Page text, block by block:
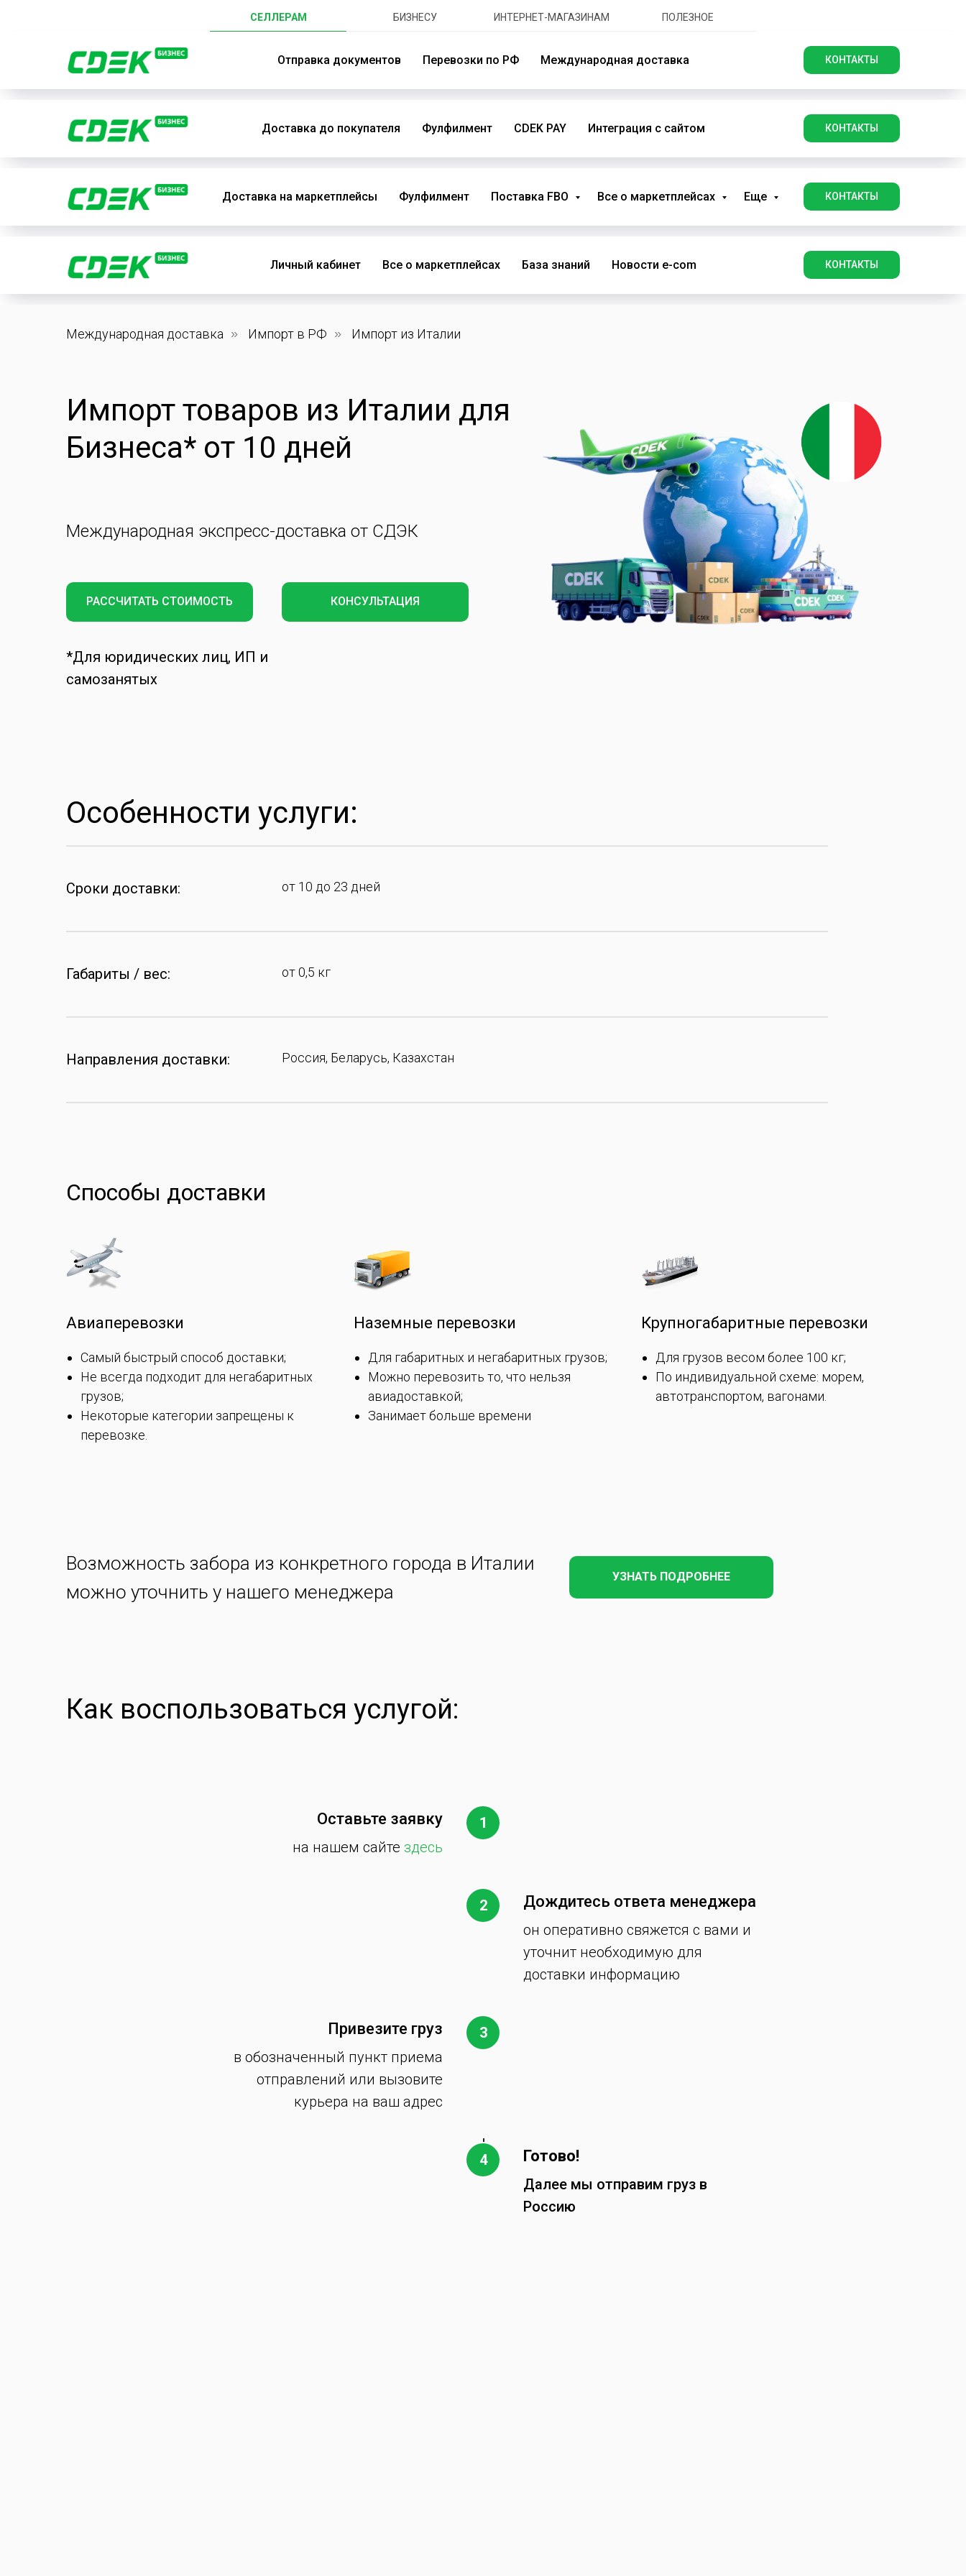
СЕЛЛЕРАМ БИЗНЕСУ ИНТЕРНЕТ-МАГАЗИНАМ ПОЛЕЗНОЕ
Отправка документов Перевозки по РФ Международная доставка КОНТАКТЫ
Доставка до покупателя Фулфилмент CDEK PAY Интеграция с сайтом КОНТАКТЫ
Доставка на маркетплейсы Фулфилмент Поставка FBO Все о маркетплейсах Еще КОНТАКТЫ
Личный кабинет Все о маркетплейсах База знаний Новости e-com КОНТАКТЫ
Международная доставка » Импорт в РФ » Импорт из Италии
Импорт товаров из Италии для
Бизнеса* от 10 дней
Международная экспресс-доставка от СДЭК
РАССЧИТАТЬ СТОИМОСТЬ КОНСУЛЬТАЦИЯ
*Для юридических лиц, ИП и
самозанятых
Особенности услуги:
Сроки доставки: от 10 до 23 дней
Габариты / вес: от 0,5 кг
Направления доставки: Россия, Беларусь, Казахстан
Способы доставки
Авиаперевозки
Самый быстрый способ доставки;
Не всегда подходит для негабаритных
грузов;
Некоторые категории запрещены к
перевозке.
Наземные перевозки
Для габаритных и негабаритных грузов;
Можно перевозить то, что нельзя
авиадоставкой;
Занимает больше времени
Крупногабаритные перевозки
Для грузов весом более 100 кг;
По индивидуальной схеме: морем,
автотранспортом, вагонами.
Возможность забора из конкретного города в Италии
можно уточнить у нашего менеджера
УЗНАТЬ ПОДРОБНЕЕ
Как воспользоваться услугой:
Оставьте заявку
на нашем сайте здесь
Дождитесь ответа менеджера
он оперативно свяжется с вами и
уточнит необходимую для
доставки информацию
Привезите груз
в обозначенный пункт приема
отправлений или вызовите
курьера на ваш адрес
Готово!
Далее мы отправим груз в
Россию